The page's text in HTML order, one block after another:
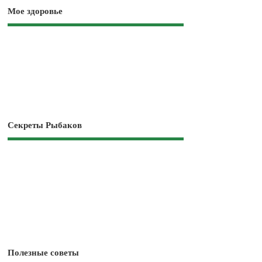
Мое здоровье
Секреты Рыбаков
Полезные советы